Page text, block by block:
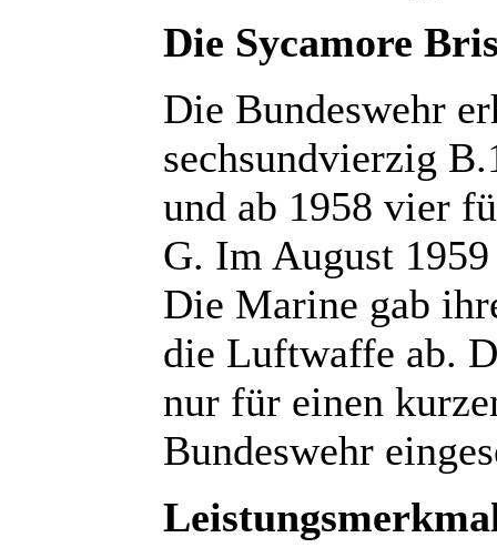
Die Sycamore
Die Bundeswehr
sechsundvierzig
und ab 1958 vier
G. Im August
Die Marine gab
die Luftwaffe ab.
nur für einen
Bundeswehr